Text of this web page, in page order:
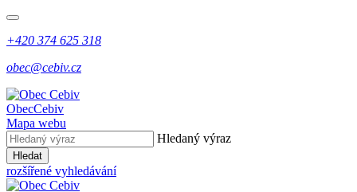
+420 374 625 318
obec@cebiv.cz
ObecCebiv
Mapa webu
Hledaný výraz
Hledat
rozšířené vyhledávání